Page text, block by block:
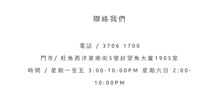
聯絡我們
電話 / 3706 1700
門市/ 旺角西洋菜南街5號好望角大廈1905室
時間 / 星期一至五 3:00-10:00PM 星期六日 2:00-
10:00PM